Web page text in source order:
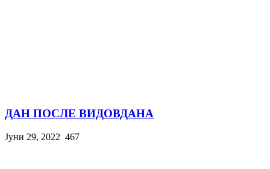
ДАН ПОСЛЕ ВИДОВДАНА
Јуни 29, 2022 467